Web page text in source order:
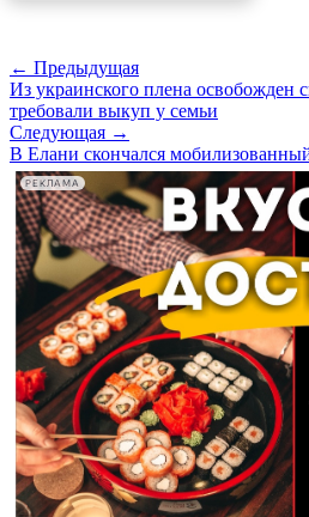
← Предыдущая
Из украинского плена освобожден
требовали выкуп у семьи
Следующая →
В Елани скончался
РЕКЛАМА